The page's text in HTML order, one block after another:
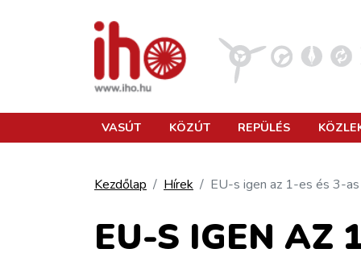
VASÚT KÖZÚT REPÜLÉS
Kezdőlap Hírek EU-s igen az 1-es és 3-
EU-S IGEN AZ